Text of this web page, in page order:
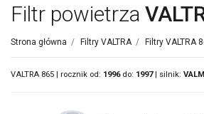
Filtr powietrza
Strona główna / Filtry VALTRA/ Filtry VALTRA
VALTRA 865 | rocznik od: 1996do: 1997| silnik: